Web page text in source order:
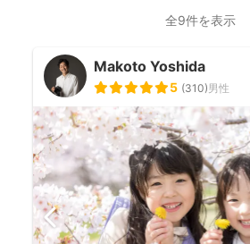
全9件を表示
Makoto Yoshida
5 (310)男性